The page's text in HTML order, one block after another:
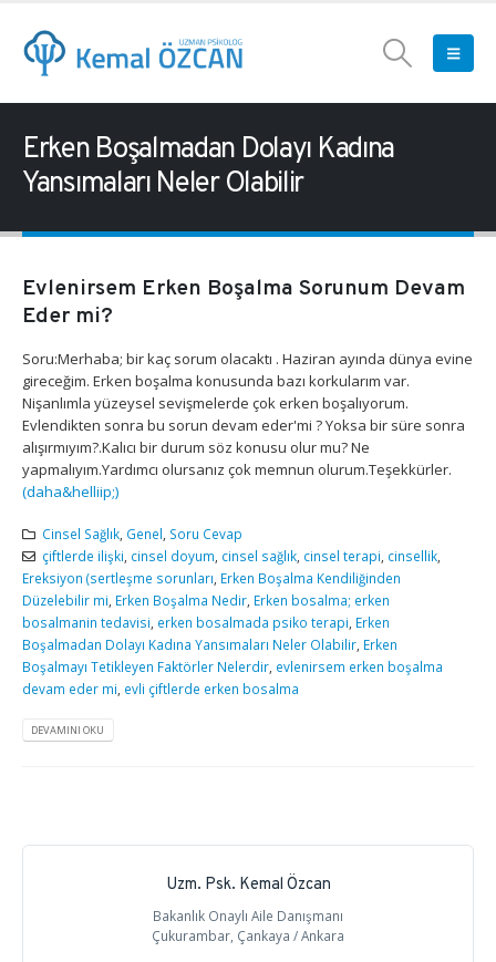
Erken Boşalmadan Dolayı Kadına
Yansımaları Neler Olabilir
Evlenirsem Erken Boşalma Sorunum Devam
Eder mi?
Soru:Merhaba; bir kaç sorum olacaktı . Haziran ayında dünya evine
gireceğim. Erken boşalma konusunda bazı korkularım var.
Nişanlımla yüzeysel sevişmelerde çok erken boşalıyorum.
Evlendikten sonra bu sorun devam eder'mi ? Yoksa bir süre sonra
alışırmıyım?.Kalıcı bir durum söz konusu olur mu? Ne
yapmalıyım.Yardımcı olursanız çok memnun olurum.Teşekkürler.
(daha&helliip;)
Cinsel Sağlık, Genel, Soru Cevap
çiftlerde ilişki, cinsel doyum, cinsel sağlık, cinsel terapi, cinsellik,
Ereksiyon (sertleşme sorunları, Erken Boşalma Kendiliğinden
Düzelebilir mi, Erken Boşalma Nedir, Erken bosalma; erken
bosalmanin tedavisi, erken bosalmada psiko terapi, Erken
Boşalmadan Dolayı Kadına Yansımaları Neler Olabilir, Erken
Boşalmayı Tetikleyen Faktörler Nelerdir, evlenirsem erken boşalma
devam eder mi, evli çiftlerde erken bosalma
DEVAMINI OKU
Uzm. Psk. Kemal Özcan
Bakanlık Onaylı Aile Danışmanı
Çukurambar, Çankaya / Ankara